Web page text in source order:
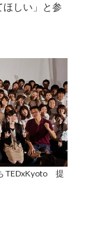
しい」と参
TEDxKyoto 提